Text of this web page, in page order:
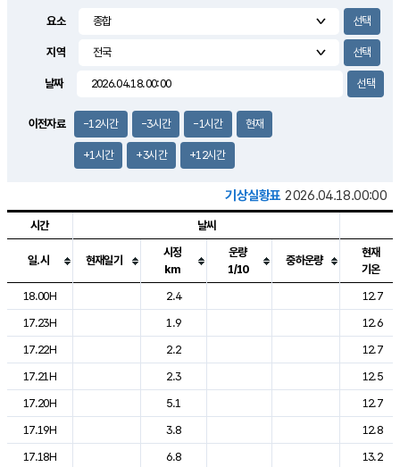
4.7m/s
요소
지역
날짜
이전자료 -12시간 -3시간 -1시간 현재
+1시간 +3시간 +12시간
기상실황표 2026.04.18.00:00
도시별 기상실황표로 지점, 날씨, 기온, 강수, 바람, 기압등을 안내한 표입
시간 날씨
일.시 현재일기
시정
km
운량
1/10
중하운량
현재
기온
18.00H
2.4
12.7
17.23H
1.9
12.6
17.22H
2.2
12.7
17.21H
2.3
12.5
17.20H
5.1
12.7
17.19H
3.8
12.8
17.18H
6.8
13.2